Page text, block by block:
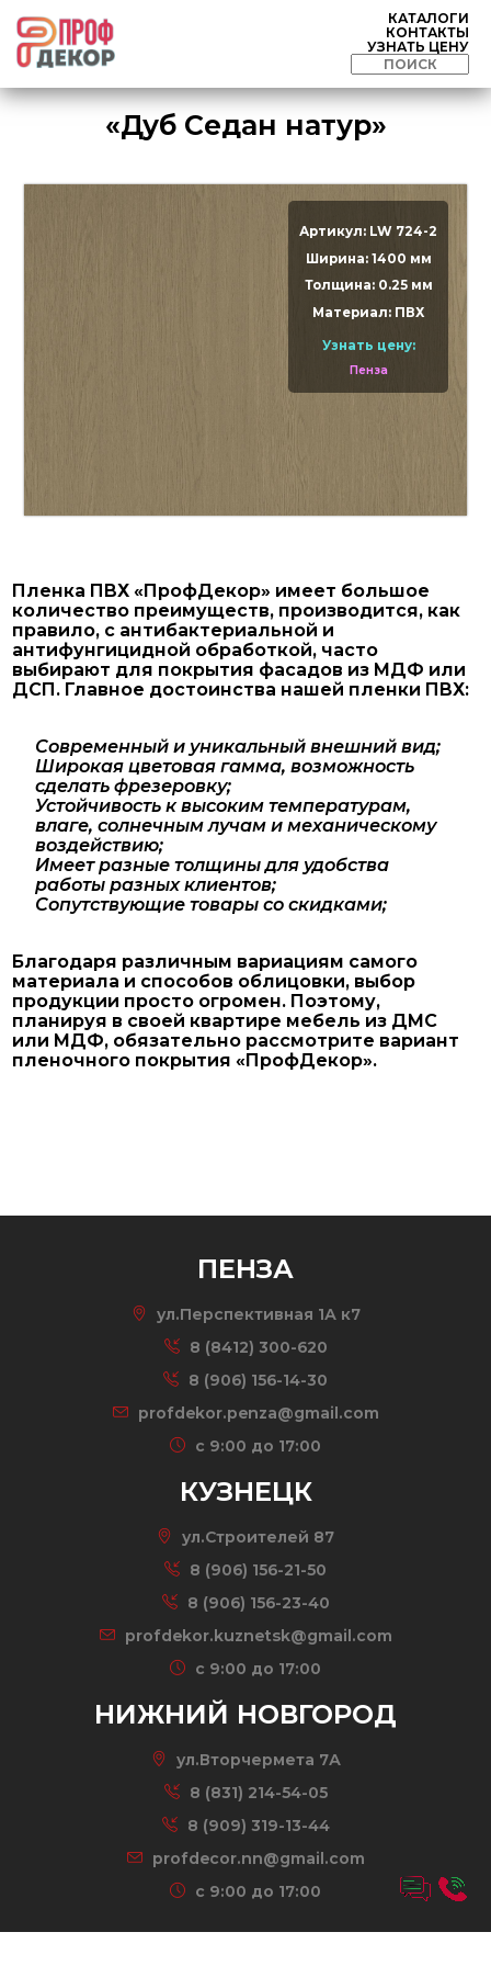
КАТАЛОГИ
КОНТАКТЫ
УЗНАТЬ ЦЕНУ
«Дуб Седан натур»
Артикул: LW 724-2
Ширина: 1400 мм
Толщина: 0.25 мм
Материал: ПВХ
Узнать цену:
Пенза
Пленка ПВХ «ПрофДекор» имеет большое
количество преимуществ, производится, как
правило, с антибактериальной и
антифунгицидной обработкой, часто
выбирают для покрытия фасадов из МДФ или
ДСП. Главное достоинства нашей пленки ПВХ:
Современный и уникальный внешний вид;
Широкая цветовая гамма, возможность
сделать фрезеровку;
Устойчивость к высоким температурам,
влаге, солнечным лучам и механическому
воздействию;
Имеет разные толщины для удобства
работы разных клиентов;
Сопутствующие товары со скидками;
Благодаря различным вариациям самого
материала и способов облицовки, выбор
продукции просто огромен. Поэтому,
планируя в своей квартире мебель из ДМС
или МДФ, обязательно рассмотрите вариант
пленочного покрытия «ПрофДекор».
ПЕНЗА
ул.Перспективная 1А к7
8 (8412) 300-620
8 (906) 156-14-30
profdekor.penza@gmail.com
c 9:00 до 17:00
КУЗНЕЦК
ул.Строителей 87
8 (906) 156-21-50
8 (906) 156-23-40
profdekor.kuznetsk@gmail.com
c 9:00 до 17:00
НИЖНИЙ НОВГОРОД
ул.Вторчермета 7А
8 (831) 214-54-05
8 (909) 319-13-44
profdecor.nn@gmail.com
c 9:00 до 17:00